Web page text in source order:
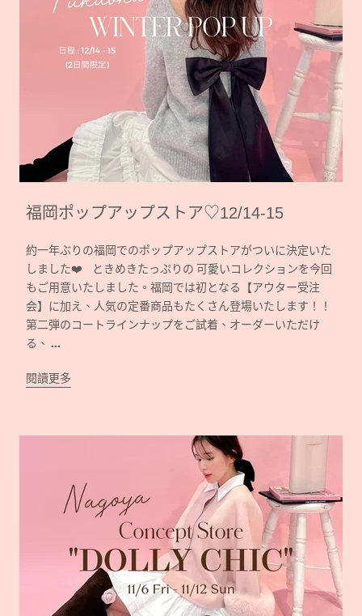
福岡ポップアップストア♡12/14-15
約一年ぶりの福岡でのポップアップストアがついに決定いた
しました❤️ ときめきたっぷりの 可愛いコレクションを今回
もご用意いたしました。福岡では初となる【アウター受注
会】に加え、人気の定番商品もたくさん登場いたします！！
第二弾のコートラインナップをご試着、オーダーいただけ
る、 ...
閱讀更多